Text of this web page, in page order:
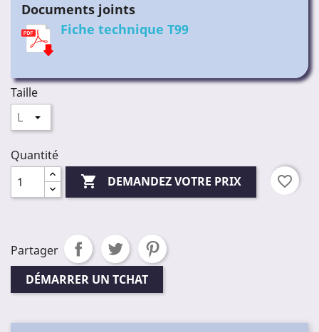
Documents joints
Fiche technique T99
Taille
Quantité
 DEMANDEZ VOTRE PRIX favorite_border
Partager
DÉMARRER UN TCHAT